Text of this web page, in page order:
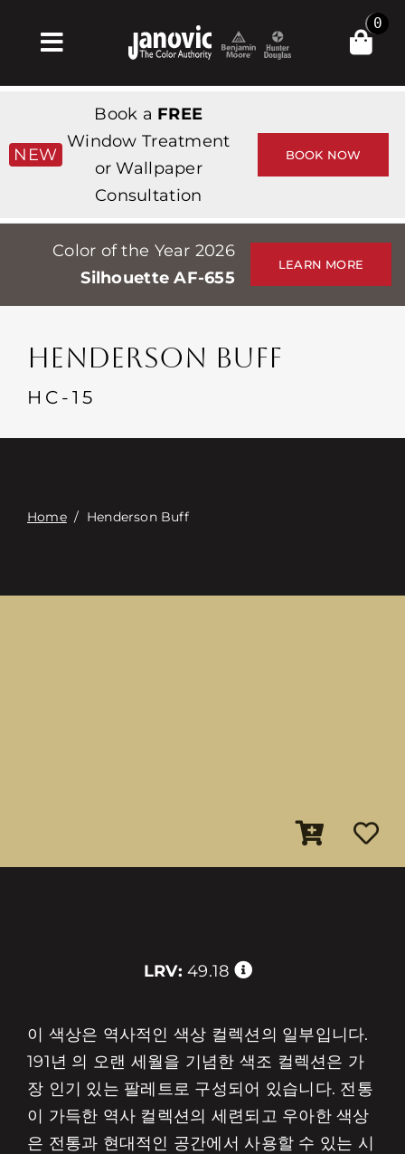
Toggle
Navigation
Products & Services
가게
Professionals
Stores
Events
접촉
0
NEW
Book a FREE
Window Treatment
or Wallpaper
Consultation
BOOK NOW
Color of the Year 2026
Silhouette AF-655
LEARN MORE
HENDERSON BUFF
HC-15
Home/ Henderson Buff
LRV: 49.18
이 색상은 역사적인 색상 컬렉션의 일부입니다.
191년 의 오랜 세월을 기념한 색조 컬렉션은 가
장 인기 있는 팔레트로 구성되어 있습니다. 전통
이 가득한 역사 컬렉션의 세련되고 우아한 색상
은 전통과 현대적인 공간에서 사용할 수 있는 시